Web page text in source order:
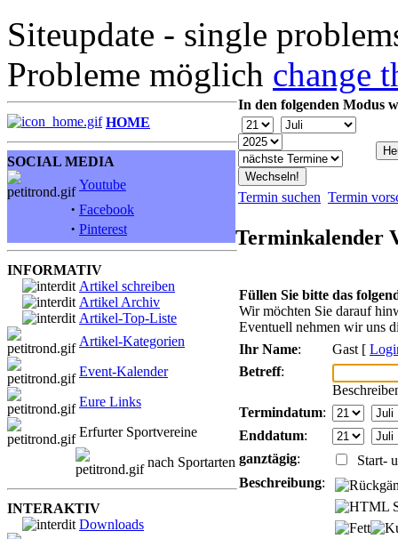
Siteupdate - single
Probleme möglich change
HOME
SOCIAL MEDIA
Youtube
· Facebook
· Pinterest
INFORMATIV
Artikel schreiben
Artikel Archiv
Artikel-Top-Liste
Artikel-Kategorien
Event-Kalender
Eure Links
Erfurter Sportvereine
nach Sportarten
INTERAKTIV
Downloads
In den folgenden Modus
Termin suchen Termin
Terminkalender
Füllen Sie bitte das
Wir möchten Sie darauf
Eventuell nehmen wir uns
Ihr Name: Gast [
Betreff:
Termindatum:
Enddatum:
ganztägig:
Start-
Beschreibung: